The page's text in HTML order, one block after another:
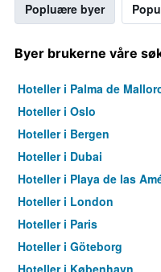
Popluære byer
Byer brukerne våre
Hoteller i Palma de
Hoteller i Oslo
Hoteller i Bergen
Hoteller i Dubai
Hoteller i Playa de las
Hoteller i London
Hoteller i Paris
Hoteller i Göteborg
Hoteller i København